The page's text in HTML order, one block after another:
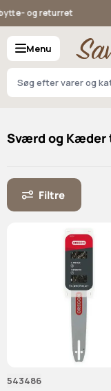
Skip to Content
og returret
Menu
Sværd og Kæder
Filtre
543486